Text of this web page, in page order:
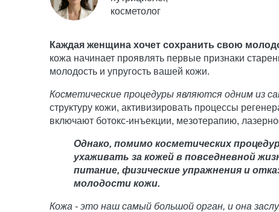
косметолог
Каждая женщина хочет сохранить свою
кожа начинает проявлять первые признаки
молодость и упругость вашей кожи.
Косметические процедуры являются одним из
структуру кожи, активизировать процессы
включают ботокс-инъекции, мезотерапию,
Однако, помимо косметических
ухаживать за кожей в повседневной
питание, физические упражнения и
молодости кожи.
Кожа - это наш самый большой орган, и она